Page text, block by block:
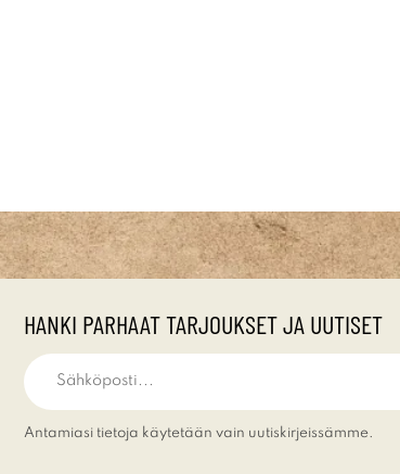
HANKI PARHAAT TARJOUKSET JA UUTISET
Antamiasi tietoja käytetään vain uutiskirjeissämme.